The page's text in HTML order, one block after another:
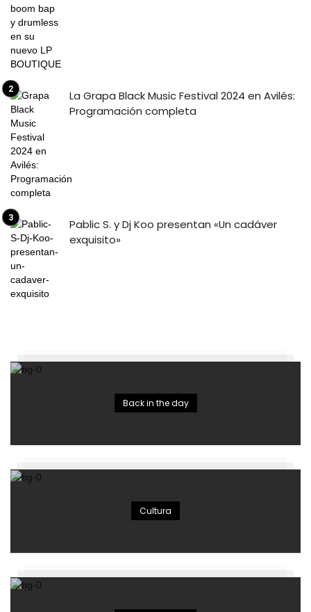
La Grapa Black Music Festival 2024 en Avilés:
Programación completa
Pablic S. y Dj Koo presentan «Un cadáver
exquisito»
Back in the day
Cultura